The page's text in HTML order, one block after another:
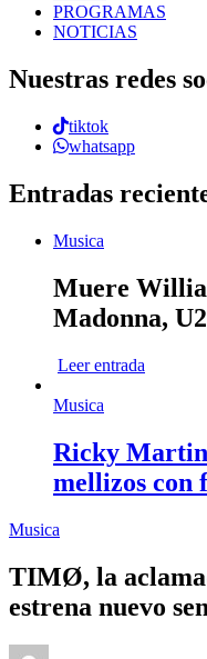
PROGRAMAS
NOTICIAS
Nuestras redes
tiktok
whatsapp
Entradas
Musica
Muere
Madonna,
Leer entrada
Musica
Ricky Martin
mellizos con
Musica
TIMØ, la
estrena nuevo